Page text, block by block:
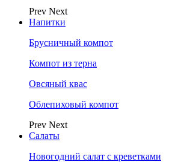
Prev Next
Напитки
Брусничный компот
Компот из терна
Овсяный квас
Облепиховый компот
Prev Next
Салаты
Новогодний салат с креветками